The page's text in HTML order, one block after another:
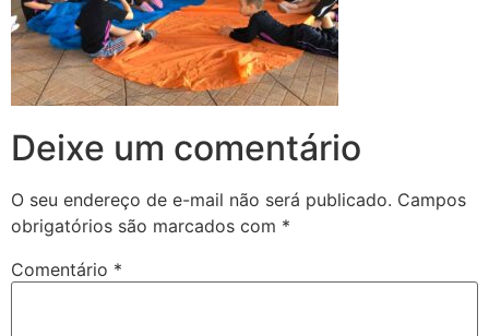
Deixe um comentário
O seu endereço de e-mail não será publicado. Campos
obrigatórios são marcados com *
Comentário *